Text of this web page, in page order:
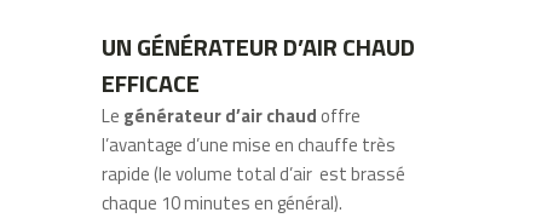
UN GÉNÉRATEUR D’AIR CHAUD
EFFICACE
Le générateur d’air chaudoffre
l’avantage d’une mise en chauffe très
rapide (le volume total d’air est brassé
chaque 10 minutes en général).